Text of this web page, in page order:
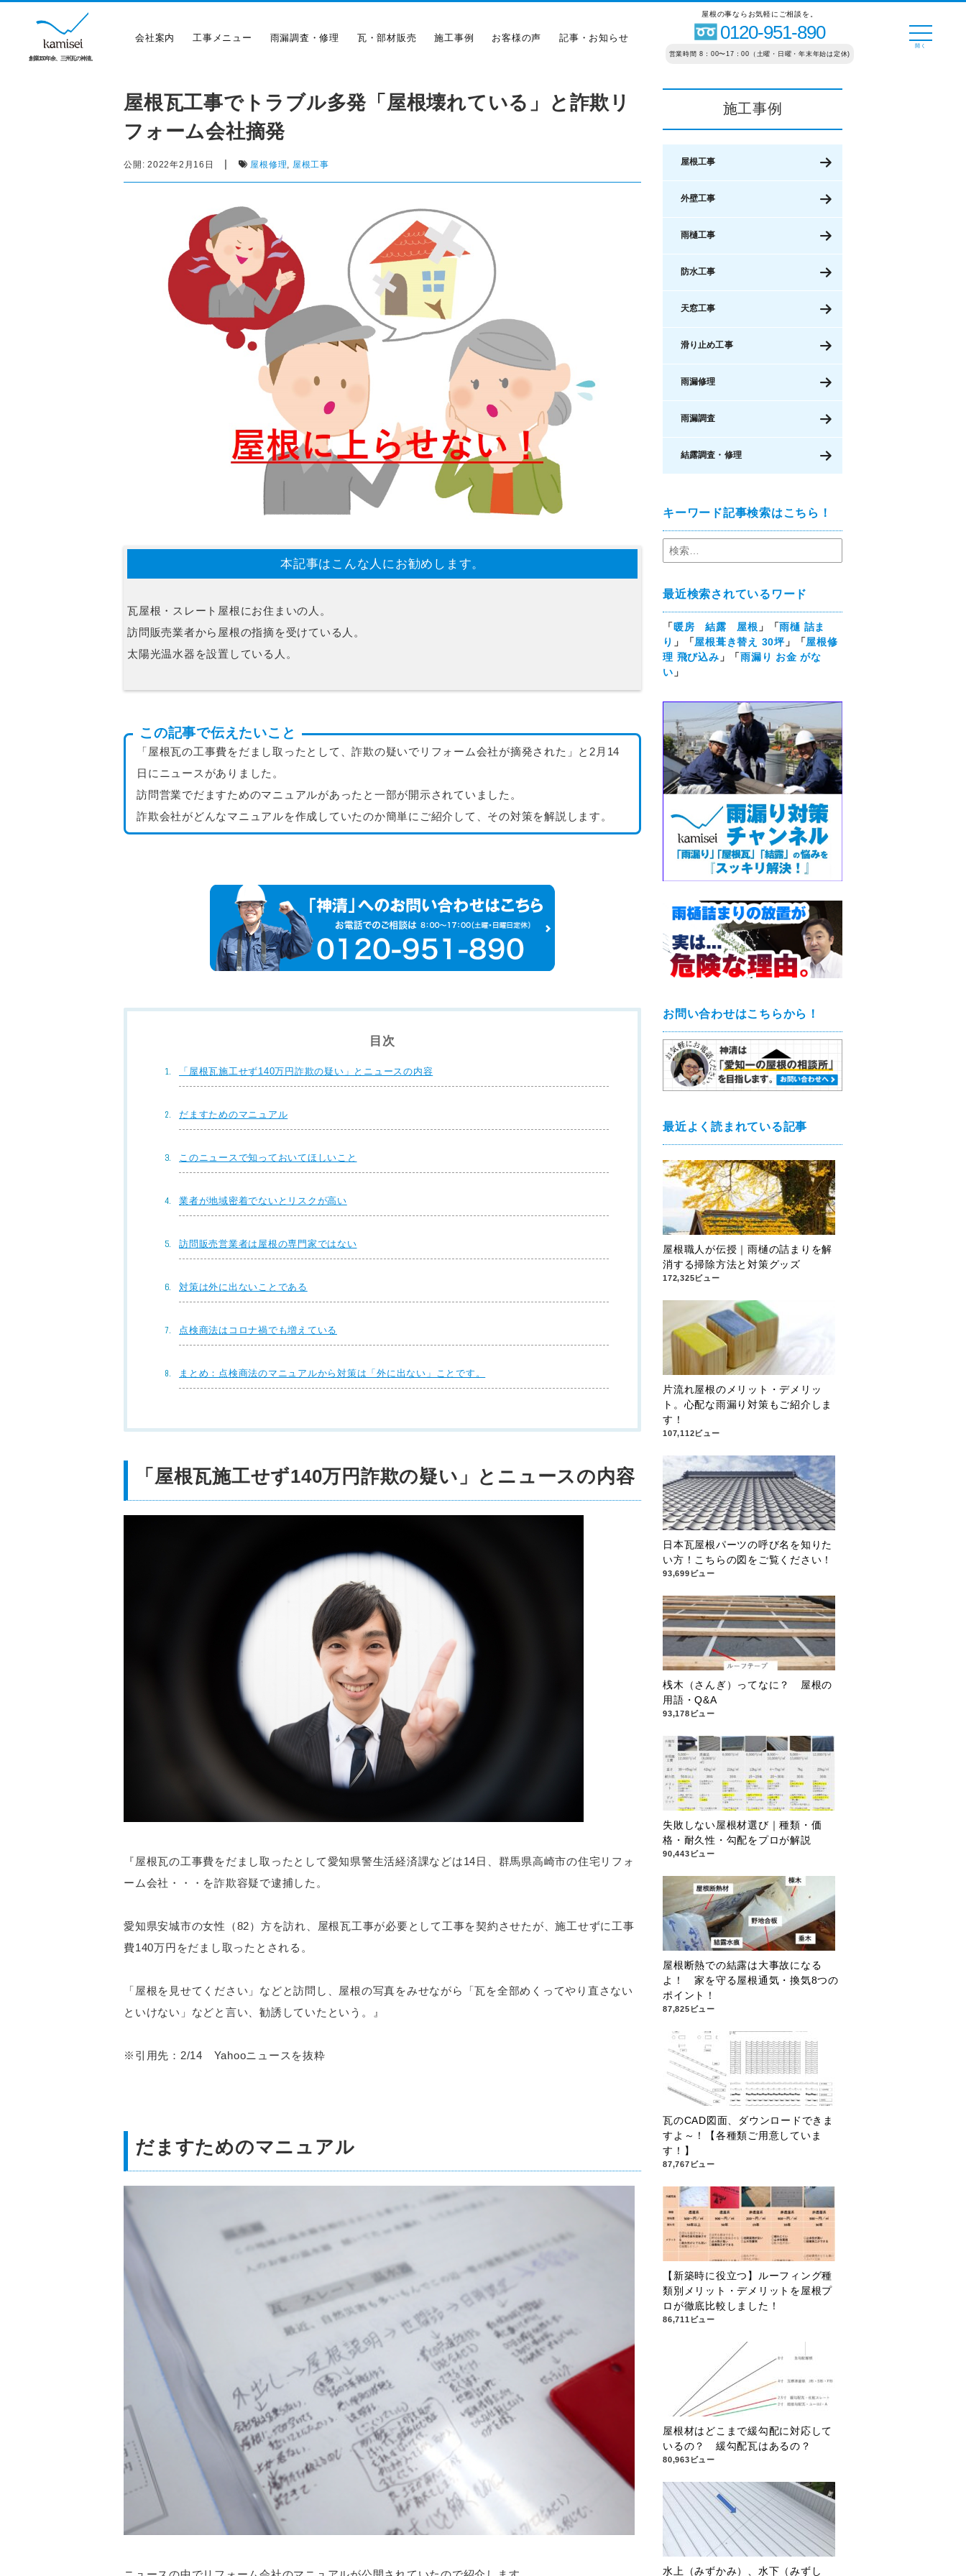
創業150年余、三州瓦の神清。
会社案内 工事メニュー 雨漏調査・修理 瓦・部材販売 施工事例 お客様の声 記事・お知らせ
屋根の事ならお気軽にご相談を。
0120-951-890
営業時間 8：00〜17：00（土曜・日曜・年末年始は定休)
屋根瓦工事でトラブル多発「屋根壊れている」と詐欺リ
フォーム会社摘発
公開: 2022年2月16日 | 屋根修理, 屋根工事
本記事はこんな人にお勧めします。
瓦屋根・スレート屋根にお住まいの人。
訪問販売業者から屋根の指摘を受けている人。
太陽光温水器を設置している人。
この記事で伝えたいこと
「屋根瓦の工事費をだまし取ったとして、詐欺の疑いでリフォーム会社が摘発された」と2月14
日にニュースがありました。
訪問営業でだますためのマニュアルがあったと一部が開示されていました。
詐欺会社がどんなマニュアルを作成していたのか簡単にご紹介して、その対策を解説します。
目次
「屋根瓦施工せず140万円詐欺の疑い」とニュースの内容
だますためのマニュアル
このニュースで知っておいてほしいこと
業者が地域密着でないとリスクが高い
訪問販売営業者は屋根の専門家ではない
対策は外に出ないことである
点検商法はコロナ禍でも増えている
まとめ：点検商法のマニュアルから対策は「外に出ない」ことです。
「屋根瓦施工せず140万円詐欺の疑い」とニュースの内容
『屋根瓦の工事費をだまし取ったとして愛知県警生活経済課などは14日、群馬県高崎市の住宅リフォ
ーム会社・・・を詐欺容疑で逮捕した。
愛知県安城市の女性（82）方を訪れ、屋根瓦工事が必要として工事を契約させたが、施工せずに工事
費140万円をだまし取ったとされる。
「屋根を見せてください」などと訪問し、屋根の写真をみせながら「瓦を全部めくってやり直さない
といけない」などと言い、勧誘していたという。』
※引用先：2/14 Yahooニュースを抜粋
だますためのマニュアル
施工事例
屋根工事
外壁工事
雨樋工事
防水工事
天窓工事
滑り止め工事
雨漏修理
雨漏調査
結露調査・修理
キーワード記事検索はこちら！
最近検索されているワード
「暖房 結露 屋根 」「雨樋 詰ま
り 」「屋根葺き替え 30坪」「屋根修
理 飛び込み 」「雨漏り お金 がな
い 」
お問い合わせはこちらから！
最近よく読まれている記事
屋根職人が伝授｜雨樋の詰まりを解
消する掃除方法と対策グッズ
172,325ビュー
片流れ屋根のメリット・デメリッ
ト。心配な雨漏り対策もご紹介しま
す！
107,112ビュー
日本瓦屋根パーツの呼び名を知りた
い方！こちらの図をご覧ください！
93,699ビュー
桟木（さんぎ）ってなに？ 屋根の
用語・Q&A
93,178ビュー
失敗しない屋根材選び｜種類・価
格・耐久性・勾配をプロが解説
90,443ビュー
屋根断熱での結露は大事故になる
よ！ 家を守る屋根通気・換気8つの
ポイント！
87,825ビュー
瓦のCAD図面、ダウンロードできま
すよ～！【各種類ご用意していま
す！】
87,767ビュー
【新築時に役立つ】ルーフィング種
類別メリット・デメリットを屋根プ
ロが徹底比較しました！
86,711ビュー
屋根材はどこまで緩勾配に対応して
いるの？ 緩勾配瓦はあるの？
80,963ビュー
水上（みずかみ）、水下（みずし